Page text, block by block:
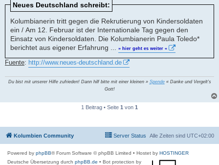
r
a
g
Neues Deutschland schreibt:
Kolumbianerin tritt gegen die Rekrutierung von Kindersoldaten
ein / Am 12. Februar ist der Internationale Tag gegen den
Einsatz von Kindersoldaten. Die Kolumbianerin Paula Toledo*
berichtet aus eigener Erfahrung ...
» hier geht es weiter «
Fuente: http://www.neues-deutschland.de
Du bist mit unserer Hilfe zufrieden! Dann hilf bitte mit einer kleinen » Spende« Danke und Vergelt's
Gott!
1 Beitrag • Seite 1 von 1
Kolumbien Community Alle Zeiten sind UTC+02:00
Server Status
Powered by phpBB® Forum Software © phpBB Limited • Hostet by HOSTINGER
Deutsche Übersetzung durch phpBB.de • Bot protection by